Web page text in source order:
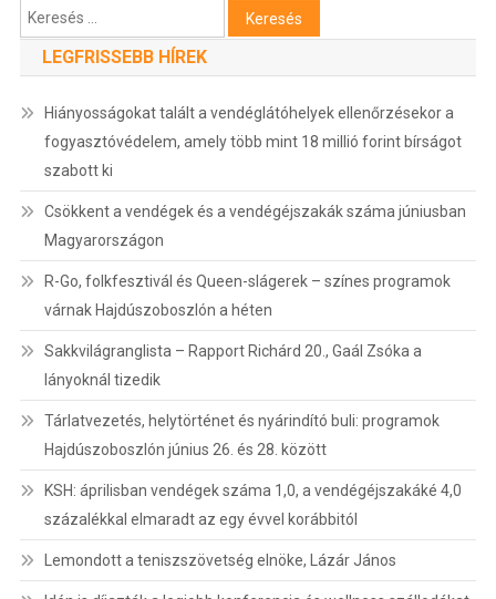
Keresés:
LEGFRISSEBB HÍREK
Hiányosságokat talált a vendéglátóhelyek ellenőrzésekor a
fogyasztóvédelem, amely több mint 18 millió forint bírságot
szabott ki
Csökkent a vendégek és a vendégéjszakák száma júniusban
Magyarországon
R-Go, folkfesztivál és Queen-slágerek – színes programok
várnak Hajdúszoboszlón a héten
Sakkvilágranglista – Rapport Richárd 20., Gaál Zsóka a
lányoknál tizedik
Tárlatvezetés, helytörténet és nyárindító buli: programok
Hajdúszoboszlón június 26. és 28. között
KSH: áprilisban vendégek száma 1,0, a vendégéjszakáké 4,0
százalékkal elmaradt az egy évvel korábbitól
Lemondott a teniszszövetség elnöke, Lázár János